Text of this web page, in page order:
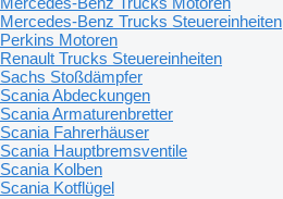
Mercedes-Benz Trucks Steuereinheiten
Perkins Motoren
Renault Trucks Steuereinheiten
Sachs Stoßdämpfer
Scania Abdeckungen
Scania Armaturenbretter
Scania Fahrerhäuser
Scania Hauptbremsventile
Scania Kolben
Scania Kotflügel